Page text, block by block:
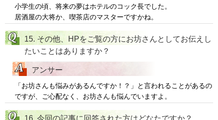
小学生の頃、将来の夢はホテルのコック長でした。
居酒屋の大将か、喫茶店のマスターですかね。
15. その他、HPをご覧の方にお坊さんとしてお伝えし
たいことはありますか？
アンサー
「お坊さんも悩みがあるんですか！？」と言われることがあるの
ですが、ご心配なく、お坊さんも悩んでいますよ。
16. 今回の記事に回答された方はどなたですか？